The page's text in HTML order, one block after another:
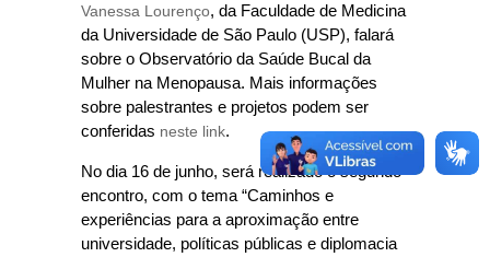
Vanessa Lourenço, da Faculdade de Medicina
da Universidade de São Paulo (USP), falará
sobre o Observatório da Saúde Bucal da
Mulher na Menopausa. Mais informações
sobre palestrantes e projetos podem ser
conferidas neste link.
No dia 16 de junho, será realizado o segundo
encontro, com o tema “Caminhos e
experiências para a aproximação entre
universidade, políticas públicas e diplomacia